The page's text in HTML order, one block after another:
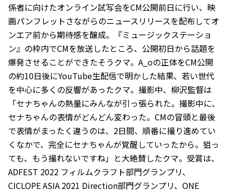
係者に向けたオンライン試写会をCM公開前日に行い、映
画パンフレットさながらのニュースリリースを配布してオ
ンエア前から期待感を醸成。『ミュージックステーショ
ン』の枠内でCMを放送したところ、公開初日から話題を
爆発させることができたそうクマ。A_oの正体をCM公開
の約10日後にYouTube生配信で明かした結果、若い世代
を中心に多くの反響があったクマ。撮影中、柳沢監督は
「セナちゃんの熱量にみんなが引っ張られた。撮影中に、
セナちゃんの表情がどんどん変わった。CMの冒頭と最後
で表情がまったく違うのは、2日間、順番に撮り進めてい
くなかで、完全にセナちゃんが覚醒していったから。狙っ
ても、もう撮れないですね」と大絶賛したクマ。受賞は、
ADFEST 2022 フィルムクラフト部門グランプリ、
CICLOPE ASIA 2021 Direction部門グランプリ、ONE